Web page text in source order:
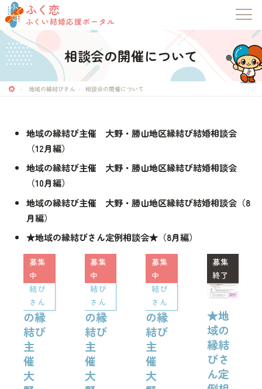
ふく恋
ふくい結婚応援ポータル
ふく恋
ふくい結婚応援ポータル
お知らせ
マッチングシステム
成婚者の声
イベント・セミナー
相談会の開催について
地域の縁結びさん 相談会の開催について
地域の縁結び主催 大野・勝山地区縁結び結婚相談会
（12月編）
地域の縁結び主催 大野・勝山地区縁結び結婚相談会
（10月編）
地域の縁結び主催 大野・勝山地区縁結び結婚相談会（8
月編）
★地域の縁結びさん定例相談会★（8月編）
地域
の縁
結び
さん
募集
中
地域
の縁
結び
主
催
大
地域
の縁
結び
さん
募集
中
地域
の縁
結び
主
催
大
地域
の縁
結び
さん
募集
中
地域
の縁
結び
主
催
大
県・
市町
募集
終了
★地
域の
縁結
びさ
ん定